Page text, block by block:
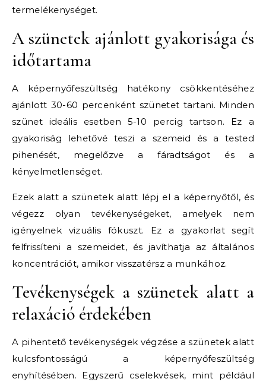
termelékenységet.
A szünetek ajánlott gyakorisága és
időtartama
A képernyőfeszültség hatékony csökkentéséhez
ajánlott 30-60 percenként szünetet tartani. Minden
szünet ideális esetben 5-10 percig tartson. Ez a
gyakoriság lehetővé teszi a szemeid és a tested
pihenését, megelőzve a fáradtságot és a
kényelmetlenséget.
Ezek alatt a szünetek alatt lépj el a képernyőtől, és
végezz olyan tevékenységeket, amelyek nem
igényelnek vizuális fókuszt. Ez a gyakorlat segít
felfrissíteni a szemeidet, és javíthatja az általános
koncentrációt, amikor visszatérsz a munkához.
Tevékenységek a szünetek alatt a
relaxáció érdekében
A pihentető tevékenységek végzése a szünetek alatt
kulcsfontosságú a képernyőfeszültség
enyhítésében. Egyszerű cselekvések, mint például